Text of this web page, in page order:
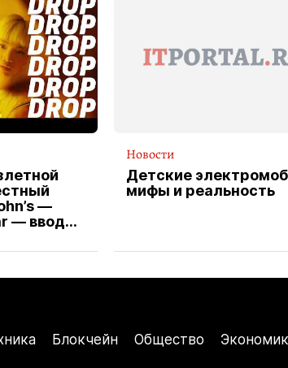
—
— вводит
Новости
Детские
мифы и реальность
Блокчейн Общество